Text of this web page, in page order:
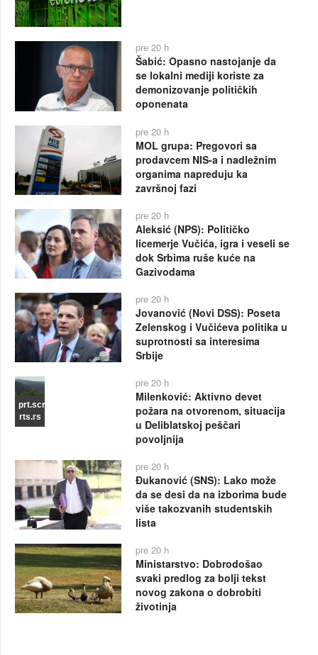
pre 20 h
Šabić: Opasno nastojanje da
se lokalni mediji koriste za
demonizovanje političkih
oponenata
pre 20 h
MOL grupa: Pregovori sa
prodavcem NIS-a i nadležnim
organima napreduju ka
završnoj fazi
pre 20 h
Aleksić (NPS): Političko
licemerje Vučića, igra i veseli se
dok Srbima ruše kuće na
Gazivodama
pre 20 h
Jovanović (Novi DSS): Poseta
Zelenskog i Vučićeva politika u
suprotnosti sa interesima
Srbije
prt.scr
rts.rs
pre 20 h
Milenković: Aktivno devet
požara na otvorenom, situacija
u Deliblatskoj peščari
povoljnija
pre 20 h
Đukanović (SNS): Lako može
da se desi da na izborima bude
više takozvanih studentskih
lista
pre 20 h
Ministarstvo: Dobrodošao
svaki predlog za bolji tekst
novog zakona o dobrobiti
životinja